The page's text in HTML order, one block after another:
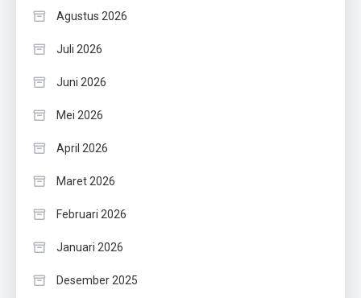
Agustus 2026
Juli 2026
Juni 2026
Mei 2026
April 2026
Maret 2026
Februari 2026
Januari 2026
Desember 2025